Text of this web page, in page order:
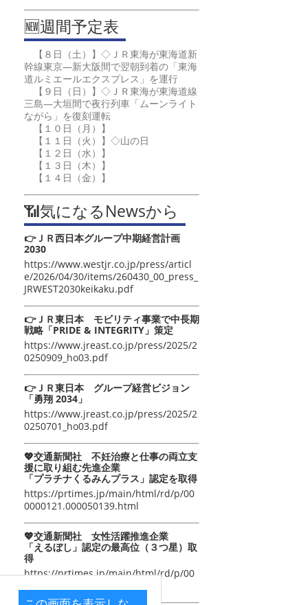
🆕週間予定表
【８日（土）】◇ＪＲ東海が東海道新
幹線東京―新大阪間で翌朝到着の「東海
道ルミエールエクスプレス」を運行
【９日（日）】◇ＪＲ東海が東海道線
三島―大垣間で夜行列車「ムーンライト
ながら」を復刻運転
【１０日（月）】
【１１日（火）】◇山の日
【１２日（水）】
【１３日（木）】
【１４日（金）】
📶気になるNewsから
👉ＪＲ西日本グループ中期経営計画
2030
https://www.westjr.co.jp/press/articl
e/2026/04/30/items/260430_00_press_
JRWEST2030keikaku.pdf
👉ＪＲ東日本 モビリティ事業で中長期
戦略「PRIDE & INTEGRITY」策定
https://www.jreast.co.jp/press/2025/2
0250909_ho03.pdf
👉ＪＲ東日本 グループ経営ビジョン
「勇翔 2034」
https://www.jreast.co.jp/press/2025/2
0250701_ho03.pdf
💖交通新聞社 不妊治療と仕事の両立支
援に取り組む先進企業
「プラチナくるみんプラス」認定を取得
https://prtimes.jp/main/html/rd/p/00
0000121.000050139.html
💖交通新聞社 女性活躍推進企業
「えるぼし」認定の最高位（３つ星）取
得
https://prtimes.jp/main/html/rd/p/00